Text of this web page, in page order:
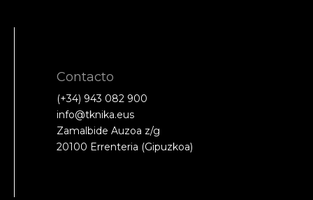
Contacto
(+34) 943 082 900
info@tknika.eus
Zamalbide Auzoa z/g
20100 Errenteria (Gipuzkoa)